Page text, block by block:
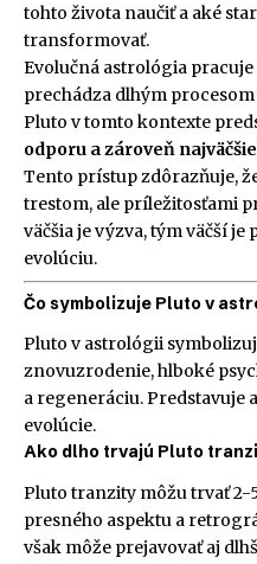
tohto života naučiť a aké
transformovať.
Evolučná astrológia
prechádza dlhým
Pluto v tomto kontexte
odporu a zároveň
Tento prístup zdôrazňuje,
trestom, ale príležitosťami
väčšia je výzva, tým väčší
evolúciu.
Čo symbolizuje Pluto v
Pluto v astrológii
znovuzrodenie, hlboké
a regeneráciu. Predstavuje
evolúcie.
Ako dlho trvajú Pluto
Pluto tranzity môžu trvať 2-
presného aspektu a
však môže prejavovať aj